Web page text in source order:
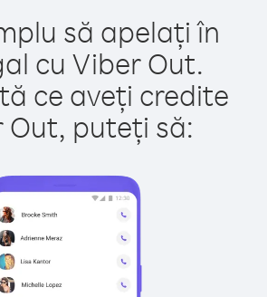
să apelați în
cu Viber Out.
ce aveți credite
Out, puteți să: